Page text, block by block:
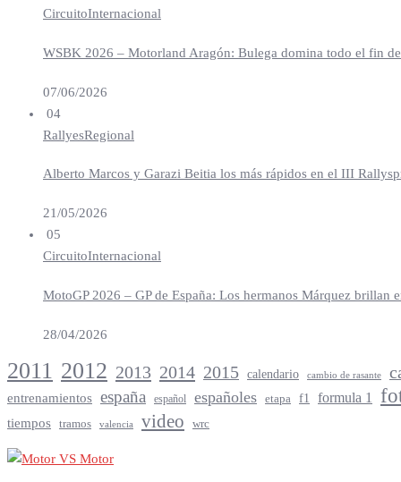
CircuitoInternacional
WSBK 2026 – Motorland Aragón: Bulega domina todo el fin
07/06/2026
04
RallyesRegional
Alberto Marcos y Garazi Beitia los más rápidos en el III
21/05/2026
05
CircuitoInternacional
MotoGP 2026 – GP de España: Los hermanos Márquez
28/04/2026
2011 2012 2013 2014 2015 calendario cambio de rasante
entrenamientos españa español españoles etapa f1 formula 1
tiempos tramos valencia video wrc